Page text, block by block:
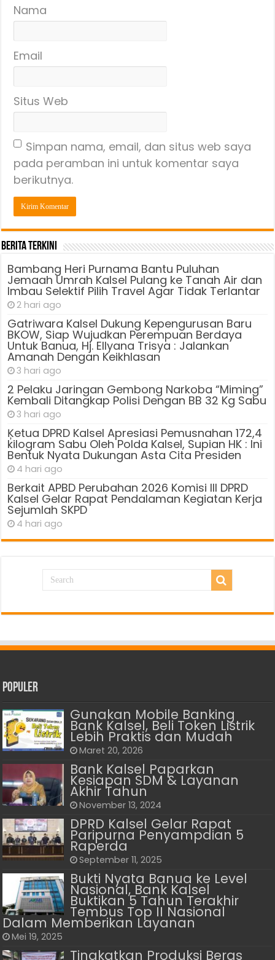
Nama
Email
Situs Web
Simpan nama, email, dan situs web saya
pada peramban ini untuk komentar saya
berikutnya.
Berita Terkini
Bambang Heri Purnama Bantu Puluhan
Jemaah Umrah Kalsel Pulang ke Tanah Air dan
Imbau Selektif Pilih Travel Agar Tidak Terlantar
2 hari ago
Gatriwara Kalsel Dukung Kepengurusan Baru
BKOW, Siap Wujudkan Perempuan Berdaya
Untuk Banua, Hj. Ellyana Trisya : Jalankan
Amanah Dengan Keikhlasan
3 hari ago
2 Pelaku Jaringan Gembong Narkoba “Miming”
Kembali Ditangkap Polisi Dengan BB 32 Kg Sabu
3 hari ago
Ķetua DPRD Kalsel Apresiasi Pemusnahan 172,4
kilogram Sabu Oleh Polda Kalsel, Supian HK : Ini
Bentuk Nyata Dukungan Asta Cita Presiden
4 hari ago
Berkait APBD Perubahan 2026 Komisi III DPRD
Kalsel Gelar Rapat Pendalaman Kegiatan Kerja
Sejumlah SKPD
4 hari ago
Populer
Gunakan Mobile Banking
Bank Kalsel, Beli Token Listrik
Lebih Praktis dan Mudah
Maret 20, 2026
Bank Kalsel Paparkan
Kesiapan SDM & Layanan
Akhir Tahun
November 13, 2024
DPRD Kalsel Gelar Rapat
Paripurna Penyampaian 5
Raperda
September 11, 2025
Bukti Nyata Banua ke Level
Nasional, Bank Kalsel
Buktikan 5 Tahun Terakhir
Tembus Top II Nasional
Dalam Memberikan Layanan
Mei 19, 2025
Tingkatkan Produksi Beras